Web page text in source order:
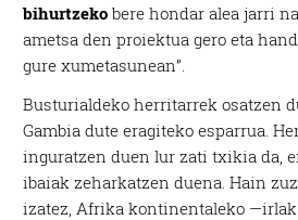
bihurtzeko bere hondar alea jarri
ametsa den proiektua gero eta
gure xumetasunean”.
Busturialdeko herritarrek osatzen
Gambia dute eragiteko esparrua.
inguratzen duen lur zati txikia da,
ibaiak zeharkatzen duena. Hain
izatez, Afrika kontinentaleko —irlak